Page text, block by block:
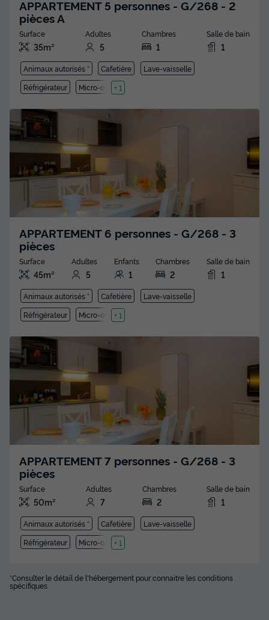
APPARTEMENT 5 personnes - G/268 - 2
pièces A
Surface
35m²
Adultes
5
Chambres
1
Salle de bain
1
Animaux autorisés * Cafetière
Lave-vaisselle
Réfrigérateur
Micro-ondes
+ 1
APPARTEMENT 6 personnes - G/268 - 3
pièces
Surface
45m²
Adultes
5
Enfants
1
Chambres
2
Salle de bain
1
Animaux autorisés * Cafetière
Lave-vaisselle
Réfrigérateur
Micro-ondes
+ 1
APPARTEMENT 7 personnes - G/268 - 3
pièces
Surface
50m²
Adultes
7
Chambres
2
Salle de bain
1
Animaux autorisés * Cafetière
Lave-vaisselle
Réfrigérateur
Micro-ondes
+ 1
*Consulter le détail de l'hébergement pour connaitre les conditions
spécifiques